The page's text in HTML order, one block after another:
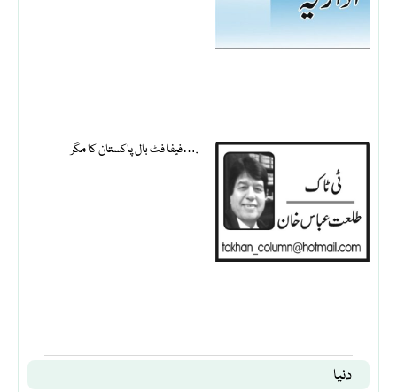
فیفا فٹ بال پاکستان کا مگر….
دنیا